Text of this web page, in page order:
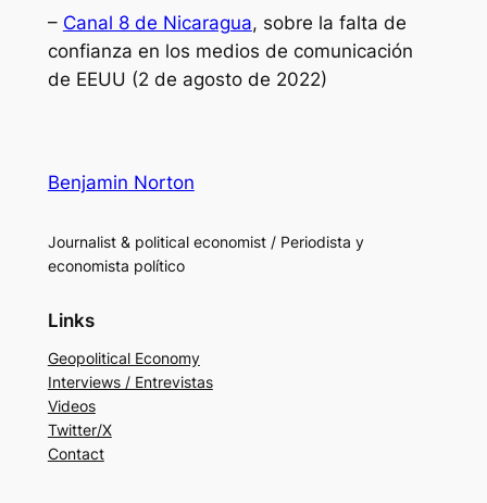
– Canal 8 de Nicaragua, sobre la falta de
confianza en los medios de comunicación
de EEUU (2 de agosto de 2022)
Benjamin Norton
Journalist & political economist / Periodista y
economista político
Links
Geopolitical Economy
Interviews / Entrevistas
Videos
Twitter/X
Contact